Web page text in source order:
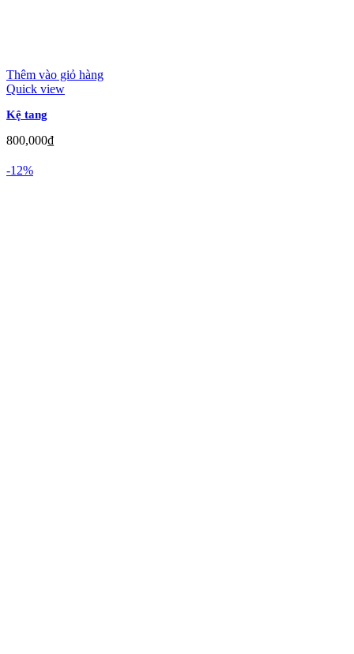
Thêm vào giỏ hàng
Quick view
Kệ tang
800,000₫
-12%